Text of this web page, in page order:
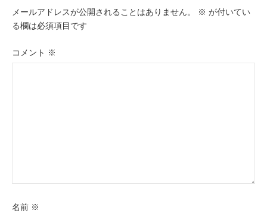
ョ
ン
メールアドレスが公開されることはありません。 ※ が付いてい
る欄は必須項目です
コメント ※
名前 ※